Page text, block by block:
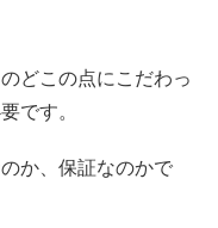
どこの点にこだわっ
です。
か、保証なのかで